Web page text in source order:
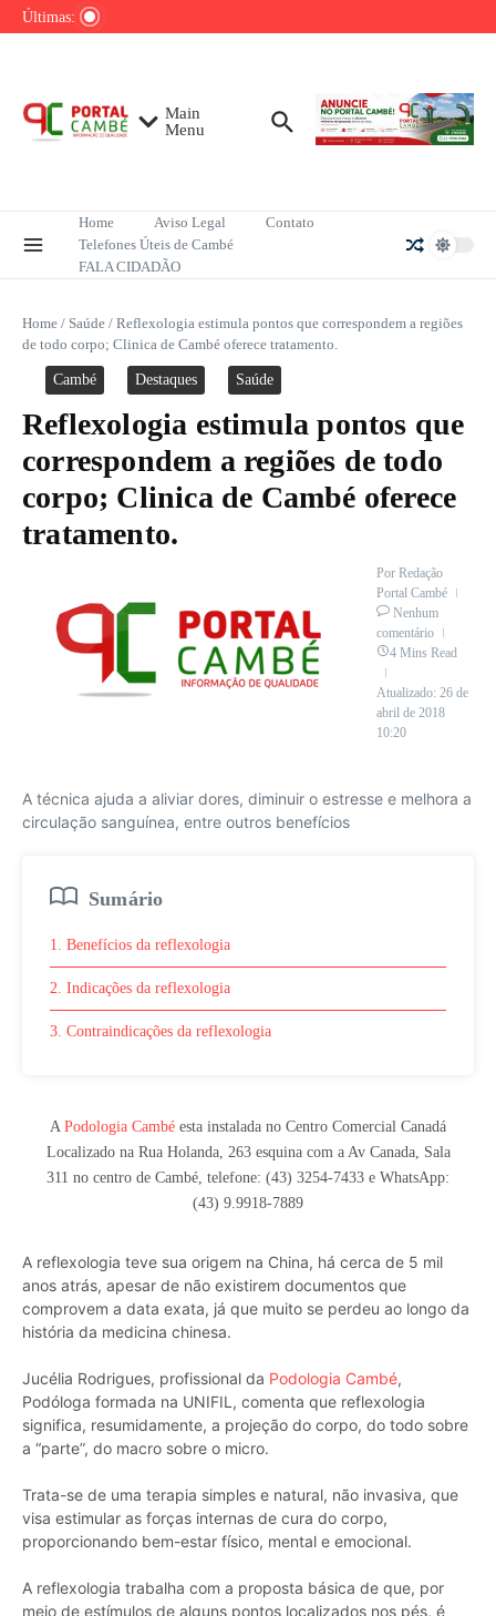
Ir para o conteúdo
Últimas:
Mega-Sena sorteia R$ 165 milhões neste
sobre redução do desmatamento na Amazônia
Main
Menu
Home Aviso Legal
Contato
Telefones Úteis de Cambé
FALA CIDADÃO
Home / Saúde / Reflexologia estimula pontos que correspondem a regiões
de todo corpo; Clinica de Cambé oferece tratamento.
Cambé Destaques Saúde
Reflexologia estimula pontos que
correspondem a regiões de todo
corpo; Clinica de Cambé oferece
tratamento.
Por Redação
Portal Cambé
Nenhum
comentário
4 Mins Read
Atualizado: 26 de
abril de 2018
10:20
A técnica ajuda a aliviar dores, diminuir o estresse e melhora a
circulação sanguínea, entre outros benefícios
Sumário
1. Benefícios da reflexologia
2. Indicações da reflexologia
3. Contraindicações da reflexologia
A Podologia Cambé esta instalada no Centro Comercial Canadá
Localizado na Rua Holanda, 263 esquina com a Av Canada, Sala
311 no centro de Cambé, telefone: (43) 3254-7433 e WhatsApp:
(43) 9.9918-7889
A reflexologia teve sua origem na China, há cerca de 5 mil
anos atrás, apesar de não existirem documentos que
comprovem a data exata, já que muito se perdeu ao longo da
história da medicina chinesa.
Jucélia Rodrigues, profissional da Podologia Cambé,
Podóloga formada na UNIFIL, comenta que reflexologia
significa, resumidamente, a projeção do corpo, do todo sobre
a “parte”, do macro sobre o micro.
Trata-se de uma terapia simples e natural, não invasiva, que
visa estimular as forças internas de cura do corpo,
proporcionando bem-estar físico, mental e emocional.
A reflexologia trabalha com a proposta básica de que, por
meio de estímulos de alguns pontos localizados nos pés, é